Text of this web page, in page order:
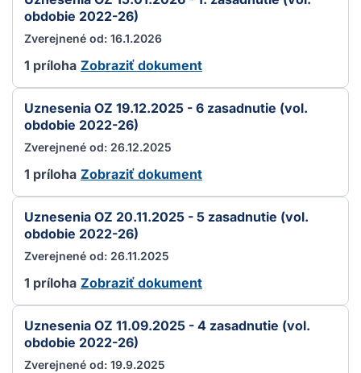
obdobie 2022-26)
Zverejnené od: 16.1.2026
1 príloha Zobraziť dokument
Uznesenia OZ 19.12.2025 - 6 zasadnutie (vol.
obdobie 2022-26)
Zverejnené od: 26.12.2025
1 príloha Zobraziť dokument
Uznesenia OZ 20.11.2025 - 5 zasadnutie (vol.
obdobie 2022-26)
Zverejnené od: 26.11.2025
1 príloha Zobraziť dokument
Uznesenia OZ 11.09.2025 - 4 zasadnutie (vol.
obdobie 2022-26)
Zverejnené od: 19.9.2025